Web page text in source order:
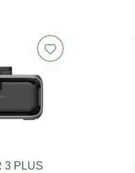
3 PLUS